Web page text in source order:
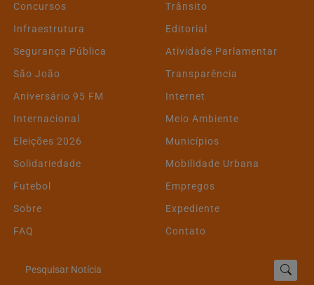
Concursos
Trânsito
Infraestrutura
Editorial
Segurança Pública
Atividade Parlamentar
São João
Transparência
Aniversário 95 FM
Internet
Internacional
Meio Ambiente
Eleições 2026
Municípios
Solidariedade
Mobilidade Urbana
Futebol
Empregos
Sobre
Expediente
FAQ
Contato
Pesquisar Notícia